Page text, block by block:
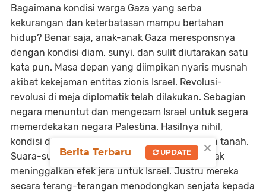
Bagaimana kondisi warga Gaza yang serba
kekurangan dan keterbatasan mampu bertahan
hidup? Benar saja, anak-anak Gaza meresponsnya
dengan kondisi diam, sunyi, dan sulit diutarakan satu
kata pun. Masa depan yang diimpikan nyaris musnah
akibat kekejaman entitas zionis Israel. Revolusi-
revolusi di meja diplomatik telah dilakukan. Sebagian
negara menuntut dan mengecam Israel untuk segera
memerdekakan negara Palestina. Hasilnya nihil,
kondisi di Gaza makin luluh lantak rata dengan tanah.
Suara-suara itu hanya tindakan kecil yang tidak
meninggalkan efek jera untuk Israel. Justru mereka
secara terang-terangan menodongkan senjata kepada
×
Berita Terbaru UPDATE